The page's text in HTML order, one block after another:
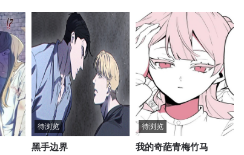
待浏览
黑手边界
待浏览
我的奇葩青梅竹马